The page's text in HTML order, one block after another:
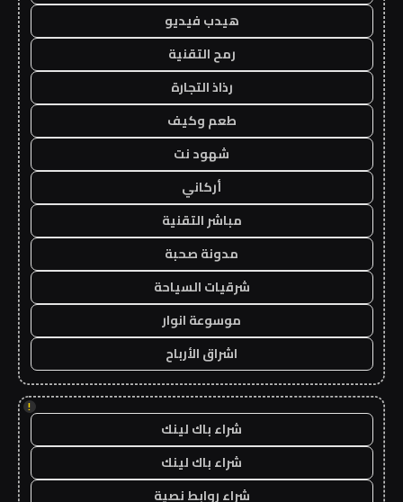
هيدب فيديو
رمح التقنية
رذاذ التجارة
طعم وكيف
شهود نت
أركاني
مباشر التقنية
مدونة صحبة
شرقيات السياحة
موسوعة انوار
اشراق الأرباح
!
شراء باك لينك
شراء باك لينك
شراء روابط نصية